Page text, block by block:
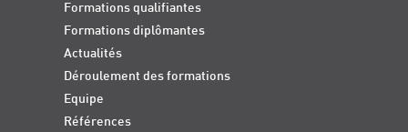
Formations qualifiantes
Formations diplômantes
Actualités
Déroulement des formations
Equipe
Références